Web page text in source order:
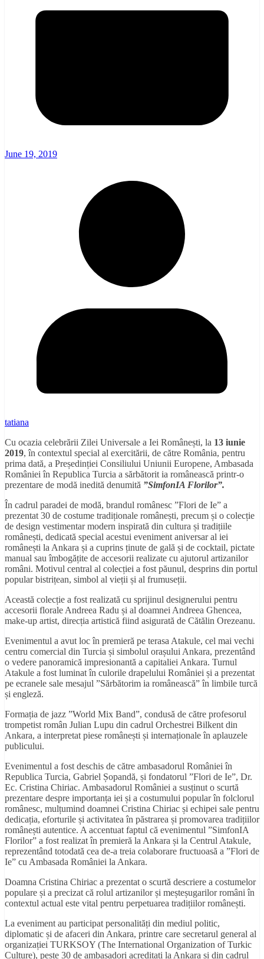
June 19, 2019
tatiana
Cu ocazia celebrării Zilei Universale a Iei Românești, la 13 iunie
2019, în contextul special al exercitării, de către România, pentru
prima dată, a Președinției Consiliului Uniunii Europene, Ambasada
României în Republica Turcia a sărbătorit ia românească printr-o
prezentare de modă inedită denumită ”SimfonIA Florilor”.
În cadrul paradei de modă, brandul românesc ”Flori de Ie” a
prezentat 30 de costume tradiționale românești, precum și o colecție
de design vestimentar modern inspirată din cultura și tradițiile
românești, dedicată special acestui eveniment aniversar al iei
românești la Ankara și a cuprins ținute de gală și de cocktail, pictate
manual sau îmbogățite de accesorii realizate cu ajutorul artizanilor
români. Motivul central al colecției a fost păunul, desprins din portul
popular bistrițean, simbol al vieții și al frumuseții.
Această colecție a fost realizată cu sprijinul designerului pentru
accesorii florale Andreea Radu și al doamnei Andreea Ghencea,
make-up artist, direcția artistică fiind asigurată de Cătălin Orezeanu.
Evenimentul a avut loc în premieră pe terasa Atakule, cel mai vechi
centru comercial din Turcia și simbolul orașului Ankara, prezentând
o vedere panoramică impresionantă a capitaliei Ankara. Turnul
Atakule a fost luminat în culorile drapelului României și a prezentat
pe ecranele sale mesajul ”Sărbătorim ia românească” în limbile turcă
și engleză.
Formația de jazz ”World Mix Band”, condusă de către profesorul
trompetist român Julian Lupu din cadrul Orchestrei Bilkent din
Ankara, a interpretat piese românești și internaționale în aplauzele
publicului.
Evenimentul a fost deschis de către ambasadorul României în
Republica Turcia, Gabriel Șopandă, și fondatorul ”Flori de Ie”, Dr.
Ec. Cristina Chiriac. Ambasadorul României a susținut o scurtă
prezentare despre importanța iei și a costumului popular în folclorul
românesc, mulțumind doamnei Cristina Chiriac și echipei sale pentru
dedicația, eforturile și activitatea în păstrarea și promovarea tradițiilor
românești autentice. A accentuat faptul că evenimentul ”SimfonIA
Florilor” a fost realizat în premieră la Ankara și la Centrul Atakule,
reprezentând totodată cea de-a treia colaborare fructuoasă a ”Flori de
Ie” cu Ambasada României la Ankara.
Doamna Cristina Chiriac a prezentat o scurtă descriere a costumelor
populare și a precizat că rolul artizanilor și meșteșugarilor români în
contextul actual este vital pentru perpetuarea tradițiilor românești.
La eveniment au participat personalități din mediul politic,
diplomatic și de afaceri din Ankara, printre care secretarul general al
organizației TURKSOY (The International Organization of Turkic
Culture), peste 30 de ambasadori acreditați la Ankara și din cadrul